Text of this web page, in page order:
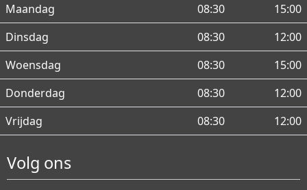
Maandag 08:30
15:00
Dinsdag
08:30
12:00
Woensdag
08:30
15:00
Donderdag
08:30
12:00
Vrijdag
08:30 12:00
Volg ons